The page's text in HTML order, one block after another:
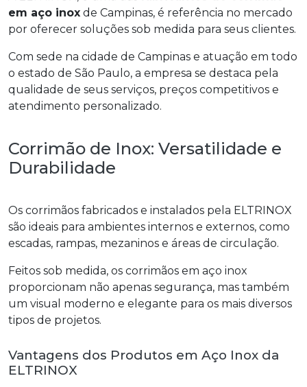
em aço inox de Campinas, é referência no mercado
por oferecer soluções sob medida para seus clientes.
Com sede na cidade de Campinas e atuação em todo
o estado de São Paulo, a empresa se destaca pela
qualidade de seus serviços, preços competitivos e
atendimento personalizado.
Corrimão de Inox: Versatilidade e
Durabilidade
Os corrimãos fabricados e instalados pela ELTRINOX
são ideais para ambientes internos e externos, como
escadas, rampas, mezaninos e áreas de circulação.
Feitos sob medida, os corrimãos em aço inox
proporcionam não apenas segurança, mas também
um visual moderno e elegante para os mais diversos
tipos de projetos.
Vantagens dos Produtos em Aço Inox da
ELTRINOX